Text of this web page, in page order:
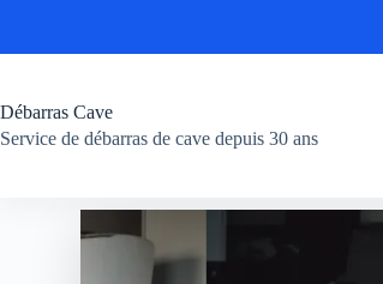
Débarras Cave
Service de débarras de cave depuis 30 ans